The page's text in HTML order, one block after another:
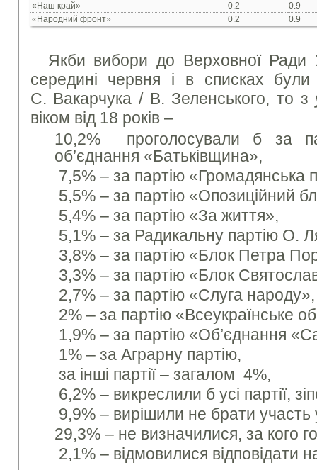
«Наш край»
0.2
0.9
«Народний фронт»
0.2 0.9
Якби вибори до Верховної Ради
середині червня і в списках були
С. Вакарчука / В. Зеленського, то з
віком від 18 років –
10,2% проголосували б за
об’єднання «Батьківщина»,
7,5% – за партію «Громадянська
5,5% – за партію «Опозиційний
5,4% – за партію «За життя»,
5,1% – за Радикальну партію О.
3,8% – за партію «Блок Петра
3,3% – за партію «Блок
2,7% – за партію «Слуга народу»,
2% – за партію «Всеукраїнське
1,9% – за партію «Об’єднання
1% – за Аграрну партію,
за інші партії – загалом 4%,
6,2% – викреслили б усі партії,
9,9% – вирішили не брати участь
29,3% – не визначилися, за кого
2,1% – відмовилися відповідати